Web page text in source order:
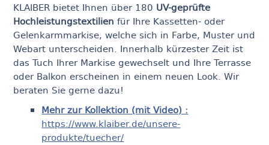
KLAIBER bietet Ihnen über 180 UV-geprüfte
Hochleistungstextilien für Ihre Kassetten- oder
Gelenkarmmarkise, welche sich in Farbe, Muster und
Webart unterscheiden. Innerhalb kürzester Zeit ist
das Tuch Ihrer Markise gewechselt und Ihre Terrasse
oder Balkon erscheinen in einem neuen Look. Wir
beraten Sie gerne dazu!
Mehr zur Kollektion (mit Video) :
https://www.klaiber.de/unsere-
produkte/tuecher/